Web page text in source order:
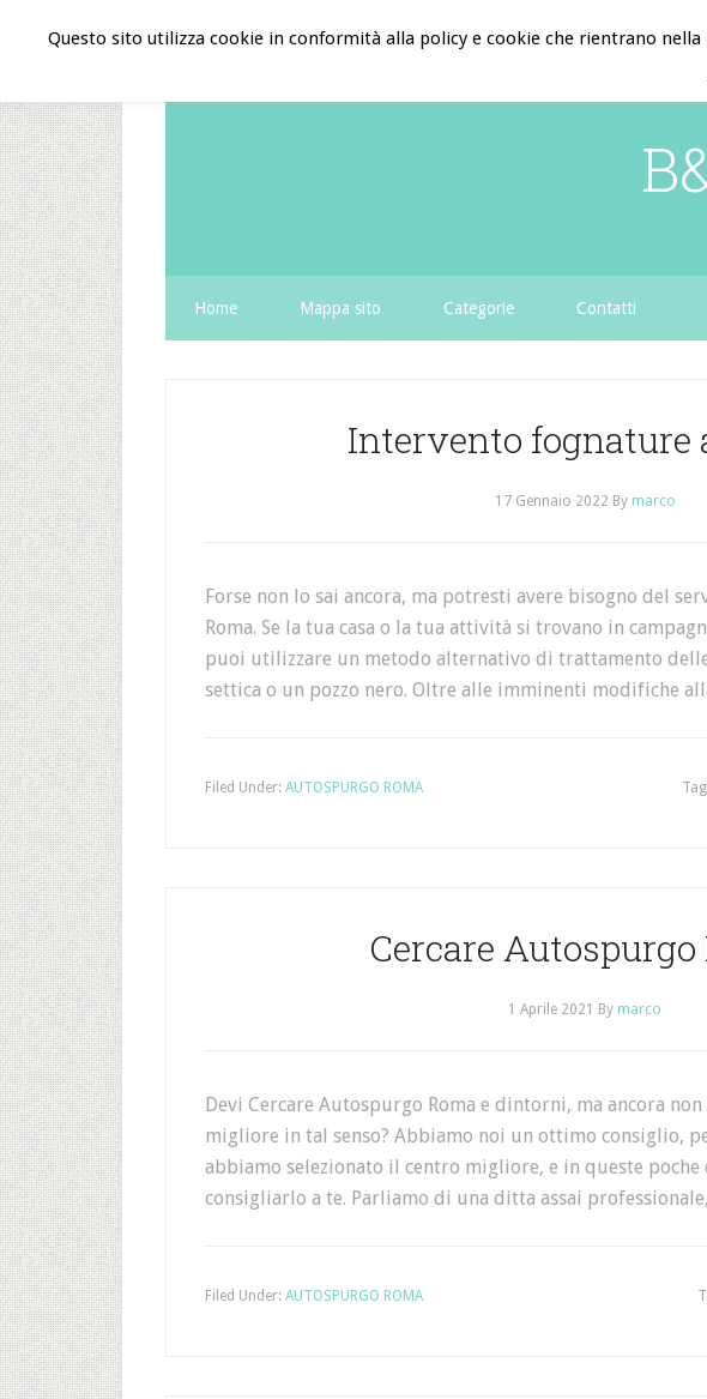
Home Mappa sito Categorie Contatti
Intervento fognature
17 Gennaio 2022 By marco
Forse non lo sai ancora, ma potresti avere bisogno del
Roma. Se la tua casa o la tua attività si trovano in
puoi utilizzare un metodo alternativo di trattamento
settica o un pozzo nero. Oltre alle imminenti modifiche
Filed Under: AUTOSPURGO ROMA
Cercare Autospurgo
1 Aprile 2021 By marco
Devi Cercare Autospurgo Roma e dintorni, ma ancora
migliore in tal senso? Abbiamo noi un ottimo consiglio,
abbiamo selezionato il centro migliore, e in queste
consigliarlo a te. Parliamo di una ditta assai
Filed Under: AUTOSPURGO ROMA
Questo sito utilizza cookie in conformità alla policy e cookie che rientrano